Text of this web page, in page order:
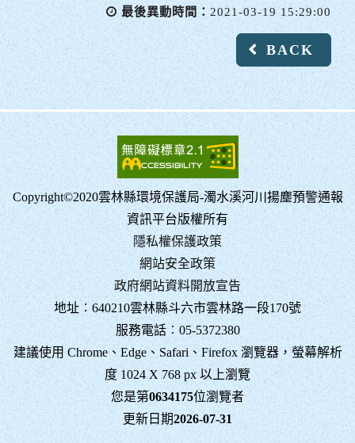
最後異動時間： 2021-03-19 15:29:00
BACK
Copyright©2020雲林縣環境保護局-濁水溪河川揚塵預警通報
資訊平台版權所有
隱私權保護政策
網站安全政策
政府網站資料開放宣告
地址︰640210雲林縣斗六市雲林路一段170號
服務電話︰05-5372380
建議使用 Chrome、Edge、Safari、Firefox 瀏覽器，螢幕解析
度 1024 X 768 px 以上瀏覽
您是第0634175位瀏覽者
更新日期2026-07-31